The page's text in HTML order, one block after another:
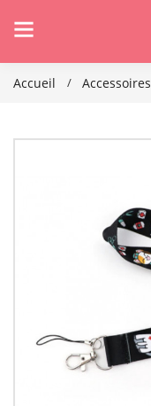
Accueil Accessoires